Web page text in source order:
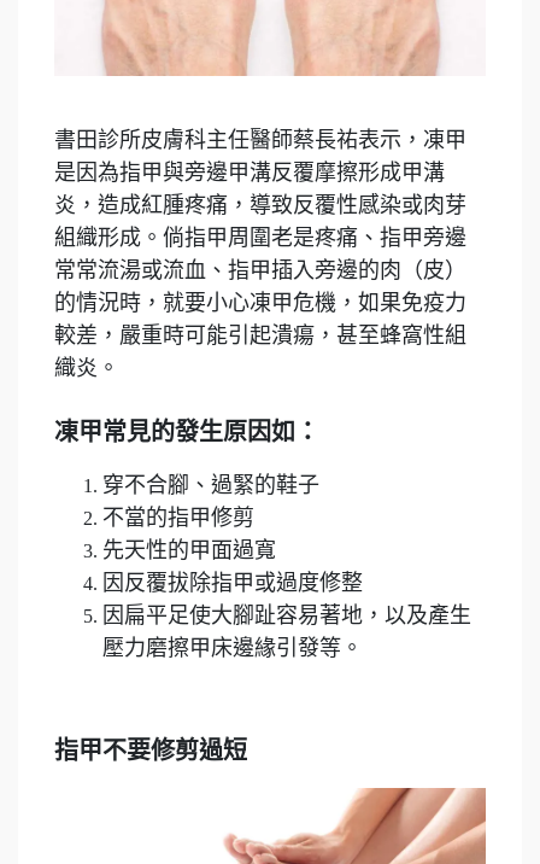
書田診所皮膚科主任醫師蔡長祐表示，凍甲
是因為指甲與旁邊甲溝反覆摩擦形成甲溝
炎，造成紅腫疼痛，導致反覆性感染或肉芽
組織形成。倘指甲周圍老是疼痛、指甲旁邊
常常流湯或流血、指甲插入旁邊的肉（皮）
的情況時，就要小心凍甲危機，如果免疫力
較差，嚴重時可能引起潰瘍，甚至蜂窩性組
織炎。
凍甲常見的發生原因如：
穿不合腳、過緊的鞋子
不當的指甲修剪
先天性的甲面過寬
因反覆拔除指甲或過度修整
因扁平足使大腳趾容易著地，以及產生
壓力磨擦甲床邊緣引發等。
指甲不要修剪過短